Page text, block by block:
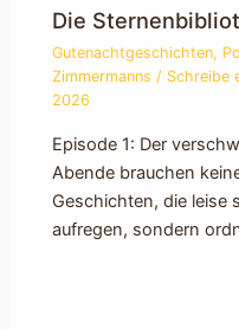
Die
Gutenachtgeschichten,
Zimmermanns / Schreibe
2026
Episode 1: Der
Abende brauchen
Geschichten, die leise
aufregen, sondern